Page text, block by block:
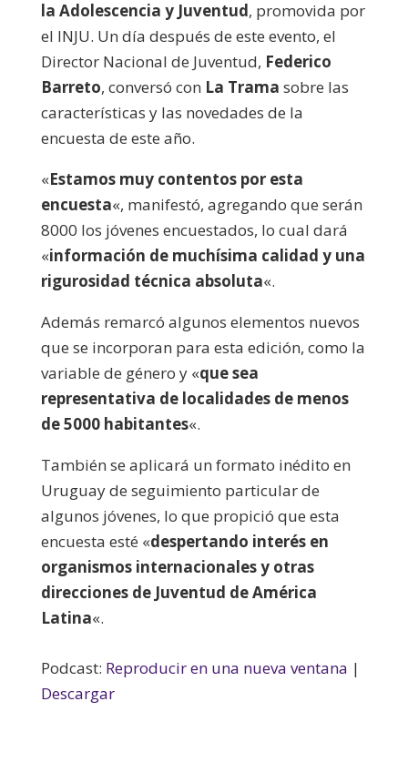
la Adolescencia y Juventud, promovida por
el INJU. Un día después de este evento, el
Director Nacional de Juventud, Federico
Barreto, conversó con La Trama sobre las
características y las novedades de la
encuesta de este año.
«Estamos muy contentos por esta
encuesta«, manifestó, agregando que serán
8000 los jóvenes encuestados, lo cual dará
«información de muchísima calidad y una
rigurosidad técnica absoluta«.
Además remarcó algunos elementos nuevos
que se incorporan para esta edición, como la
variable de género y «que sea
representativa de localidades de menos
de 5000 habitantes«.
También se aplicará un formato inédito en
Uruguay de seguimiento particular de
algunos jóvenes, lo que propició que esta
encuesta esté «despertando interés en
organismos internacionales y otras
direcciones de Juventud de América
Latina«.
Podcast: Reproducir en una nueva ventana |
Descargar